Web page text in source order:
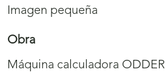
Imagen pequeña
Obra
Máquina calculadora ODDER